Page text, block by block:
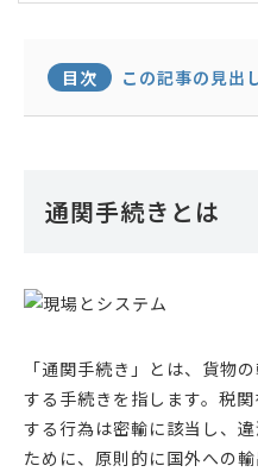
貿易企画に従事す
ィリピンの輸送を
く、海外拠点同
目次 この記事の見出
通関手続きとは
「通関手続き」とは、貨物
する手続きを指します。税
する行為は密輸に該当し、
ために、原則的に国外への